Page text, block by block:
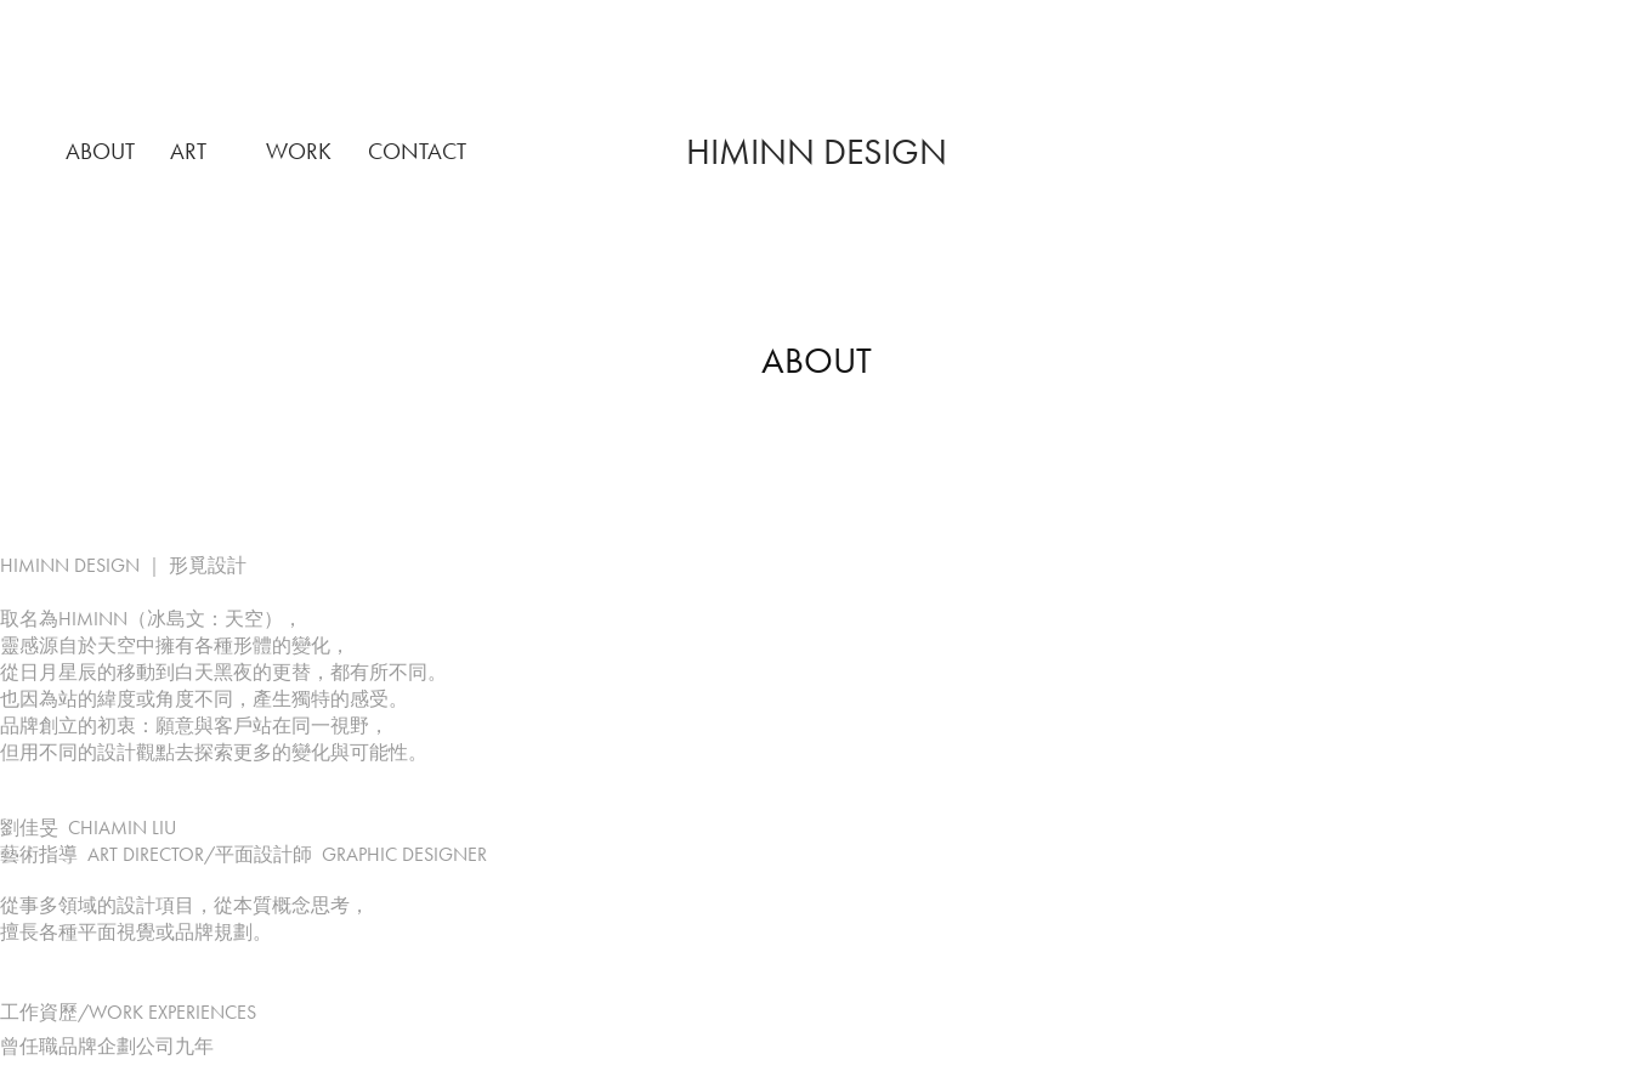
ABOUT ART WORK CONTACT HIMINN DESIGN
ABOUT
HIMINN DESIGN ｜ 形覓設計
取名為HIMINN（冰島文：天空），
靈感源自於天空中擁有各種形體的變化，
從日月星辰的移動到白天黑夜的更替，都有所不同。
也因為站的緯度或角度不同，產生獨特的感受。
品牌創立的初衷：願意與客戶站在同一視野，
但用不同的設計觀點去探索更多的變化與可能性。
劉佳旻 CHIAMIN LIU
藝術指導 ART DIRECTOR/平面設計師 GRAPHIC DESIGNER
從事多領域的設計項目，從本質概念思考，
擅長各種平面視覺或品牌規劃。
工作資歷/WORK EXPERIENCES
曾任職品牌企劃公司九年